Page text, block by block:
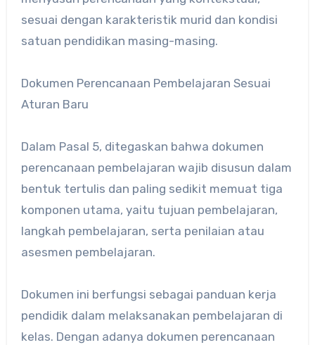
sesuai dengan karakteristik murid dan kondisi
satuan pendidikan masing-masing.
Dokumen Perencanaan Pembelajaran Sesuai
Aturan Baru
Dalam Pasal 5, ditegaskan bahwa dokumen
perencanaan pembelajaran wajib disusun dalam
bentuk tertulis dan paling sedikit memuat tiga
komponen utama, yaitu tujuan pembelajaran,
langkah pembelajaran, serta penilaian atau
asesmen pembelajaran.
Dokumen ini berfungsi sebagai panduan kerja
pendidik dalam melaksanakan pembelajaran di
kelas. Dengan adanya dokumen perencanaan